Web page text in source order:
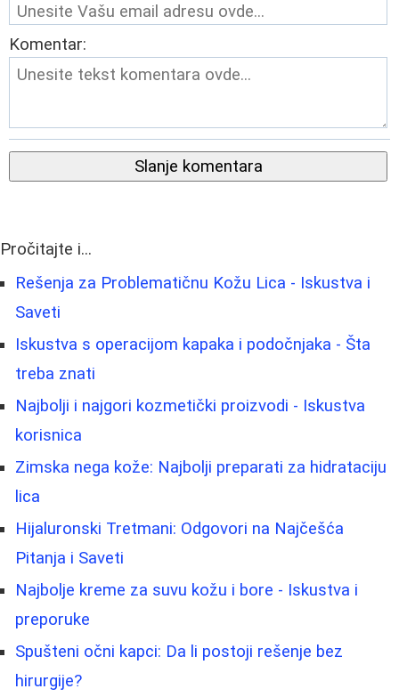
Komentar:
Slanje komentara
Pročitajte i...
Rešenja za Problematičnu Kožu Lica - Iskustva i
Saveti
Iskustva s operacijom kapaka i podočnjaka - Šta
treba znati
Najbolji i najgori kozmetički proizvodi - Iskustva
korisnica
Zimska nega kože: Najbolji preparati za hidrataciju
lica
Hijaluronski Tretmani: Odgovori na Najčešća
Pitanja i Saveti
Najbolje kreme za suvu kožu i bore - Iskustva i
preporuke
Spušteni očni kapci: Da li postoji rešenje bez
hirurgije?